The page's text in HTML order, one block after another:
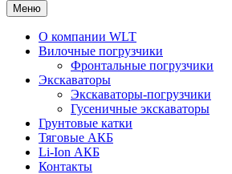
Меню
О компании WLT
Вилочные погрузчики
Фронтальные погрузчики
Экскаваторы
Экскаваторы-погрузчики
Гусеничные экскаваторы
Грунтовые катки
Тяговые АКБ
Li-Ion АКБ
Контакты